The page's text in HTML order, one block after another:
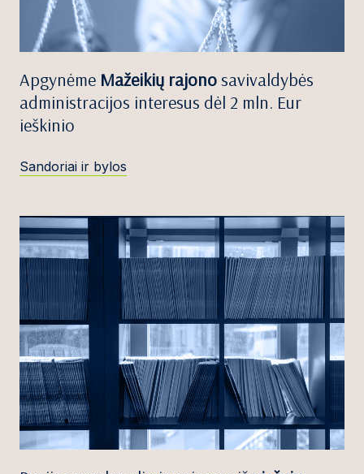
Apgynėme Mažeikių rajonosavivaldybės
administracijos interesus dėl 2 mln. Eur
ieškinio
Sandoriai ir bylos